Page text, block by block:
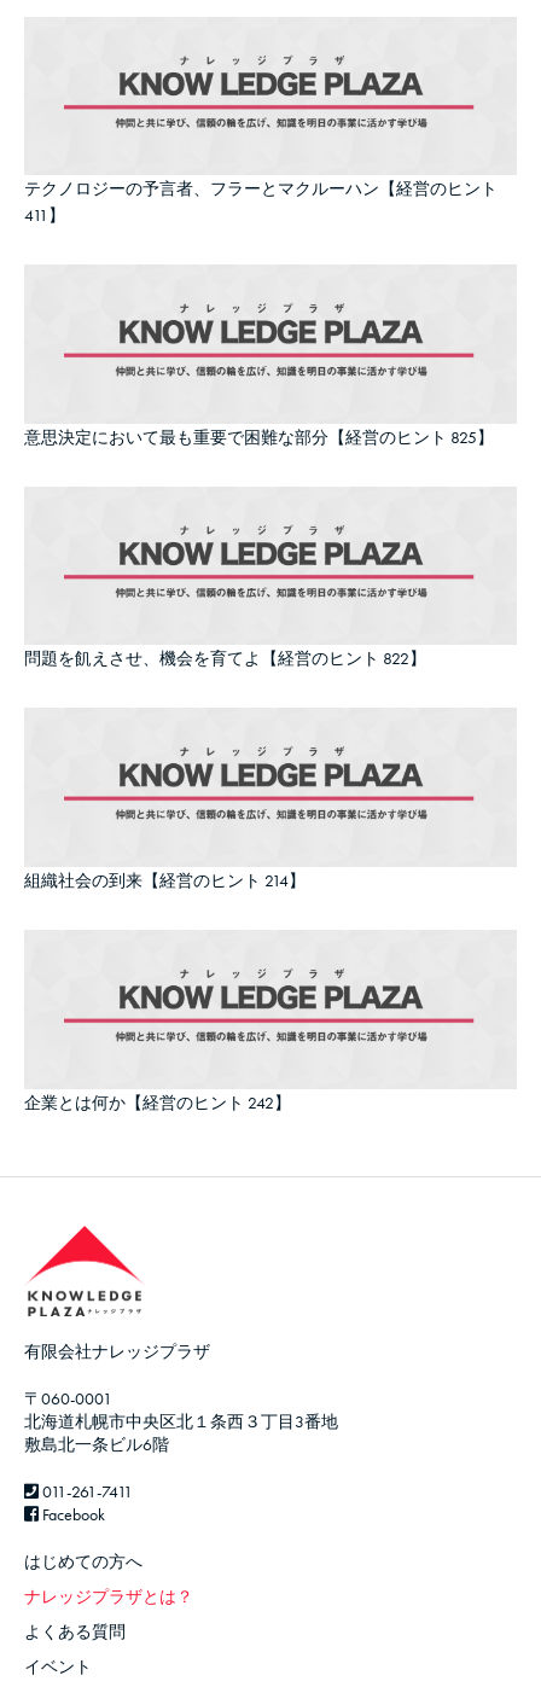
テクノロジーの予言者、フラーとマクルーハン【経営のヒント
411】
意思決定において最も重要で困難な部分【経営のヒント 825】
問題を飢えさせ、機会を育てよ【経営のヒント 822】
組織社会の到来【経営のヒント 214】
企業とは何か【経営のヒント 242】
有限会社ナレッジプラザ
〒060-0001
北海道札幌市中央区北１条西３丁目3番地
敷島北一条ビル6階
011-261-7411
Facebook
はじめての方へ
ナレッジプラザとは？
よくある質問
イベント